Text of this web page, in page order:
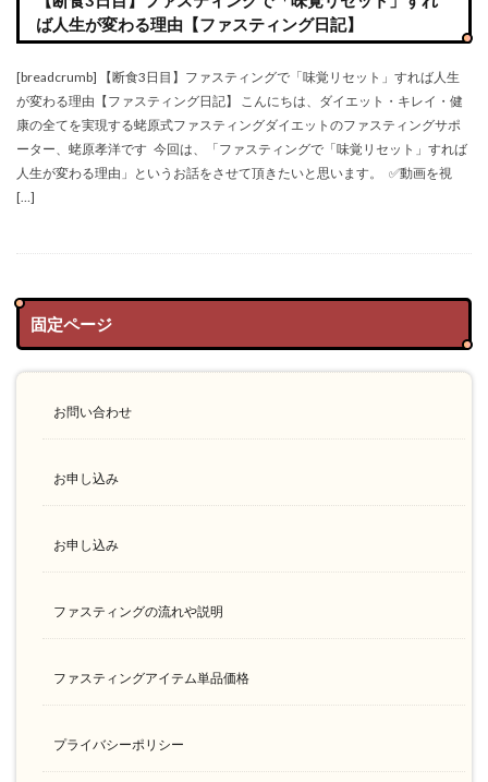
ば人生が変わる理由【ファスティング日記】
[breadcrumb] 【断食3日目】ファスティングで「味覚リセット」すれば人生
が変わる理由【ファスティング日記】 こんにちは、ダイエット・キレイ・健
康の全てを実現する蛯原式ファスティングダイエットのファスティングサポ
ーター、蛯原孝洋です 今回は、「ファスティングで「味覚リセット」すれば
人生が変わる理由」というお話をさせて頂きたいと思います。 ✅動画を視
[…]
固定ページ
お問い合わせ
お申し込み
お申し込み
ファスティングの流れや説明
ファスティングアイテム単品価格
プライバシーポリシー